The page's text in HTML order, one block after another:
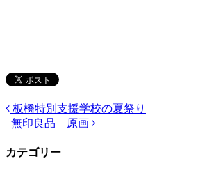
板橋特別支援学校の夏祭り
無印良品 原画
カテゴリー